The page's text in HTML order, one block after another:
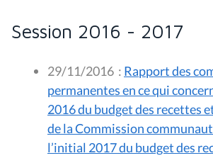
Session 2016 - 2017
29/11/2016 : Rapport des
permanentes en ce qui
2016 du budget des recettes
de la Commission
l’initial 2017 du budget des